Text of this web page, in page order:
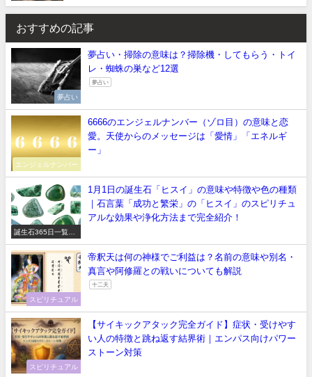
おすすめの記事
夢占い
夢占い・掃除の意味は？掃除機・してもらう・トイ
レ・蜘蛛の巣など12選
夢占い
エンジェルナンバー
6666のエンジェルナンバー（ゾロ目）の意味と恋
愛。天使からのメッセージは「愛情」「エネルギ
ー」
誕生石365日一覧
葉】
1月1日の誕生石「ヒスイ」の意味や特徴や色の種類
｜石言葉「成功と繁栄」の「ヒスイ」のスピリチュ
アルな効果や浄化方法まで完全紹介！
スピリチュアル
帝釈天は何の神様でご利益は？名前の意味や別名・
真言や阿修羅との戦いについても解説
十二天
スピリチュアル
【サイキックアタック完全ガイド】症状・受けやす
い人の特徴と跳ね返す結界術｜エンパス向けパワー
ストーン対策